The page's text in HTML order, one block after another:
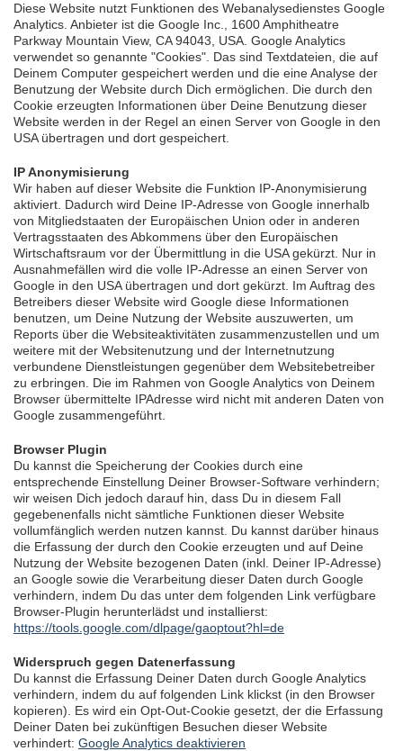
Diese Website nutzt Funktionen des Webanalysedienstes Google
Analytics. Anbieter ist die Google Inc., 1600 Amphitheatre
Parkway Mountain View, CA 94043, USA. Google Analytics
verwendet so genannte "Cookies". Das sind Textdateien, die auf
Deinem Computer gespeichert werden und die eine Analyse der
Benutzung der Website durch Dich ermöglichen. Die durch den
Cookie erzeugten Informationen über Deine Benutzung dieser
Website werden in der Regel an einen Server von Google in den
USA übertragen und dort gespeichert.
IP Anonymisierung
Wir haben auf dieser Website die Funktion IP-Anonymisierung
aktiviert. Dadurch wird Deine IP-Adresse von Google innerhalb
von Mitgliedstaaten der Europäischen Union oder in anderen
Vertragsstaaten des Abkommens über den Europäischen
Wirtschaftsraum vor der Übermittlung in die USA gekürzt. Nur in
Ausnahmefällen wird die volle IP-Adresse an einen Server von
Google in den USA übertragen und dort gekürzt. Im Auftrag des
Betreibers dieser Website wird Google diese Informationen
benutzen, um Deine Nutzung der Website auszuwerten, um
Reports über die Websiteaktivitäten zusammenzustellen und um
weitere mit der Websitenutzung und der Internetnutzung
verbundene Dienstleistungen gegenüber dem Websitebetreiber
zu erbringen. Die im Rahmen von Google Analytics von Deinem
Browser übermittelte IPAdresse wird nicht mit anderen Daten von
Google zusammengeführt.
Browser Plugin
Du kannst die Speicherung der Cookies durch eine
entsprechende Einstellung Deiner Browser-Software verhindern;
wir weisen Dich jedoch darauf hin, dass Du in diesem Fall
gegebenenfalls nicht sämtliche Funktionen dieser Website
vollumfänglich werden nutzen kannst. Du kannst darüber hinaus
die Erfassung der durch den Cookie erzeugten und auf Deine
Nutzung der Website bezogenen Daten (inkl. Deiner IP-Adresse)
an Google sowie die Verarbeitung dieser Daten durch Google
verhindern, indem Du das unter dem folgenden Link verfügbare
Browser-Plugin herunterlädst und installierst:
https://tools.google.com/dlpage/gaoptout?hl=de
Widerspruch gegen Datenerfassung
Du kannst die Erfassung Deiner Daten durch Google Analytics
verhindern, indem du auf folgenden Link klickst (in den Browser
kopieren). Es wird ein Opt-Out-Cookie gesetzt, der die Erfassung
Deiner Daten bei zukünftigen Besuchen dieser Website
verhindert: Google Analytics deaktivieren